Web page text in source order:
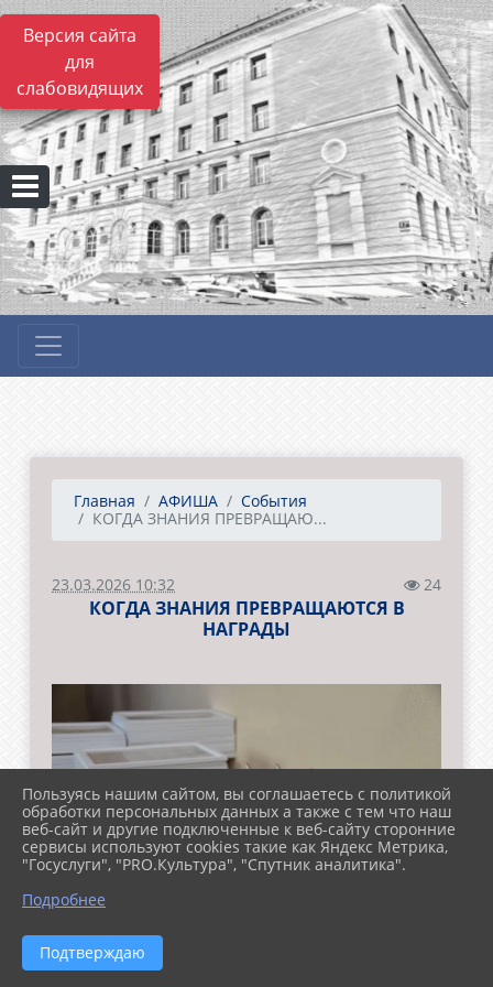
Версия сайта
для
слабовидящих
Главная АФИША
События
КОГДА ЗНАНИЯ ПРЕВРАЩАЮ...
23.03.2026 10:32 24
КОГДА ЗНАНИЯ ПРЕВРАЩАЮТСЯ В
НАГРАДЫ
Пользуясь нашим сайтом, вы соглашаетесь с политикой
обработки персональных данных а также с тем что наш
веб-сайт и другие подключенные к веб-сайту сторонние
сервисы используют cookies такие как Яндекс Метрика,
"Госуслуги", "PRO.Культура", "Спутник аналитика".
Подробнее
Подтверждаю